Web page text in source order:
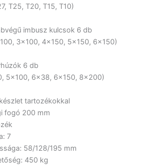
T25, T20, T15, T10)
imbusz kulcsok 6 db
3×100, 4×150, 5×150, 6×150)
6 db
5×100, 6×38, 6×150, 8×200)
tartozékokkal
fogó 200 mm
7
58/128/195 mm
450 kg